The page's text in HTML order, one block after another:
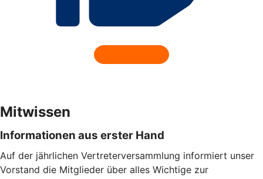
Mitwissen
Informationen aus erster Hand
Auf der jährlichen Vertreterversammlung informiert unser
Vorstand die Mitglieder über alles Wichtige zur